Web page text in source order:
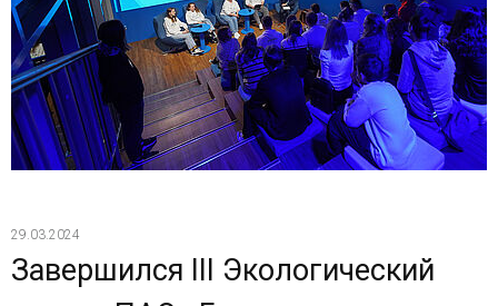
29.03.2024
Завершился III Экологический